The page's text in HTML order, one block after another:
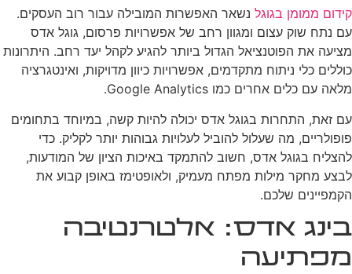
קידום ממומן בגוגל נשאר האפשרות המובילה עבור רוב העסקים.
עם נתח שוק עצום ומגוון רחב של אפשרויות פרסום, גוגל אדס
מציעה את הפוטנציאל הגדול ביותר להגיע לקהל יעד רחב. היתרונות
כוללים כלי ניתוח מתקדמים, אפשרויות כיוון מדויקות, ואינטגרציה
מלאה עם כלים אחרים כמו Google Analytics.
עם זאת, התחרות בגוגל אדס יכולה להיות קשה, במיוחד בתחומים
פופולריים, מה שעלול להוביל לעלויות גבוהות יותר לקליק. כדי
להצליח בגוגל אדס, חשוב להתמקד באיכות הציון של המודעות,
לבצע מחקר מילות מפתח מעמיק, ולאופטימז באופן קבוע את
הקמפיינים שלכם.
בינג אדס: אלטרנטיבה
מפתיעה